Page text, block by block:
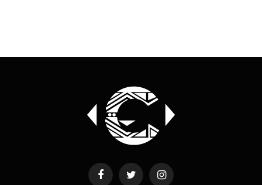
FacebookTwitter Instagram